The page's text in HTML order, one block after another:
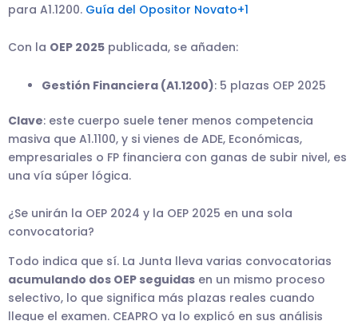
para A1.1200. Guía del Opositor Novato+1
Con la OEP 2025 publicada, se añaden:
Gestión Financiera (A1.1200): 5 plazas OEP 2025
Clave: este cuerpo suele tener menos competencia
masiva que A1.1100, y si vienes de ADE, Económicas,
empresariales o FP financiera con ganas de subir nivel, es
una vía súper lógica.
¿Se unirán la OEP 2024 y la OEP 2025 en una sola
convocatoria?
Todo indica que sí. La Junta lleva varias convocatorias
acumulando dos OEP seguidas en un mismo proceso
selectivo, lo que significa más plazas reales cuando
llegue el examen. CEAPRO ya lo explicó en sus análisis